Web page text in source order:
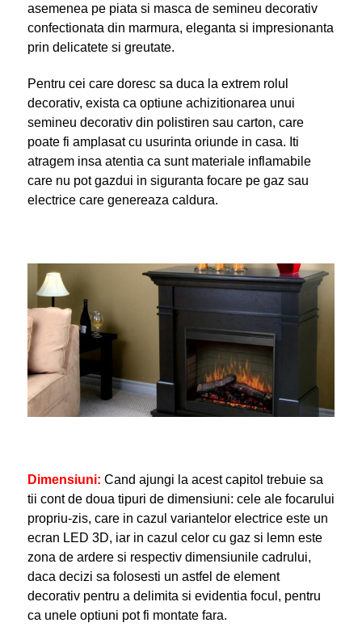
asemenea pe piata si masca de semineu decorativ
confectionata din marmura, eleganta si impresionanta
prin delicatete si greutate.
Pentru cei care doresc sa duca la extrem rolul
decorativ, exista ca optiune achizitionarea unui
semineu decorativ din polistiren sau carton, care
poate fi amplasat cu usurinta oriunde in casa. Iti
atragem insa atentia ca sunt materiale inflamabile
care nu pot gazdui in siguranta focare pe gaz sau
electrice care genereaza caldura.
Dimensiuni: Cand ajungi la acest capitol trebuie sa
tii cont de doua tipuri de dimensiuni: cele ale focarului
propriu-zis, care in cazul variantelor electrice este un
ecran LED 3D, iar in cazul celor cu gaz si lemn este
zona de ardere si respectiv dimensiunile cadrului,
daca decizi sa folosesti un astfel de element
decorativ pentru a delimita si evidentia focul, pentru
ca unele optiuni pot fi montate fara.